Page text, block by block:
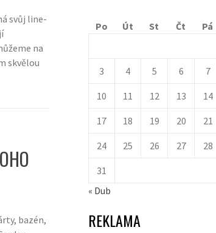
svůj line-
na
skvělou
bazén,
Po
Út St Čt Pá
3 4 5 6 7
10 11 12 13 14
17 18 19 20 21
24 25 26 27 28
31
« Dub
REKLAMA